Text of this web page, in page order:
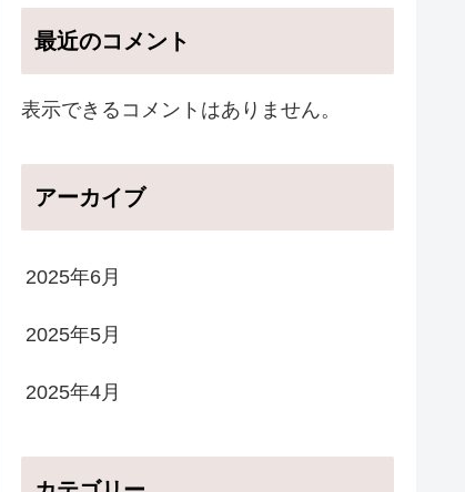
最近のコメント
表示できるコメントはありません。
アーカイブ
2025年6月
2025年5月
2025年4月